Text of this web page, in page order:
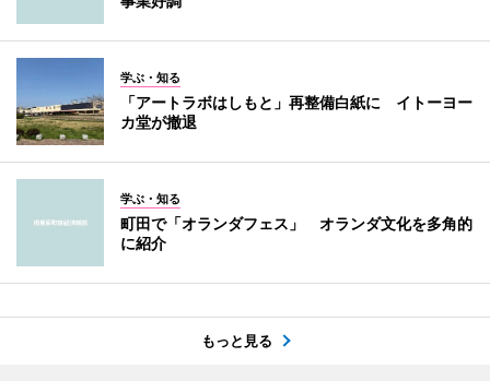
学ぶ・知る
「アートラボはしもと」再整備白紙に イトーヨー
カ堂が撤退
学ぶ・知る
町田で「オランダフェス」 オランダ文化を多角的
に紹介
もっと見る